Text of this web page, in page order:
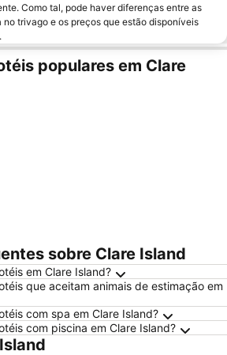
Como tal, pode haver diferenças entre as
trivago e os preços que estão disponíveis
populares em Clare
sobre Clare Island
em Clare Island?
que aceitam animais de estimação em
com spa em Clare Island?
com piscina em Clare Island?